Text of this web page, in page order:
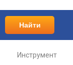
Найти
Инструмент